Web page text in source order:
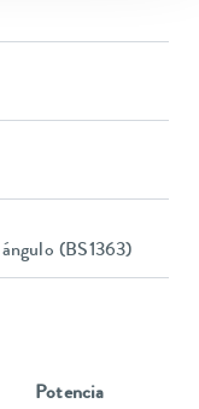
(BS1363)
Potencia